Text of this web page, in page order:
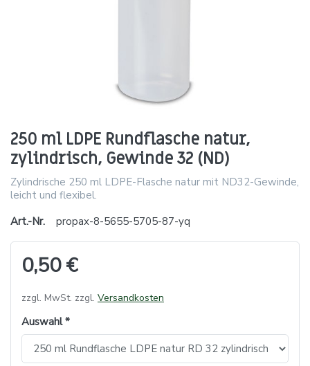
250 ml LDPE Rundflasche natur,
zylindrisch, Gewinde 32 (ND)
Zylindrische 250 ml LDPE-Flasche natur mit ND32-Gewinde,
leicht und flexibel.
Art.-Nr.
propax-8-5655-5705-87-yq
0,50 €
zzgl. MwSt. zzgl. Versandkosten
Auswahl